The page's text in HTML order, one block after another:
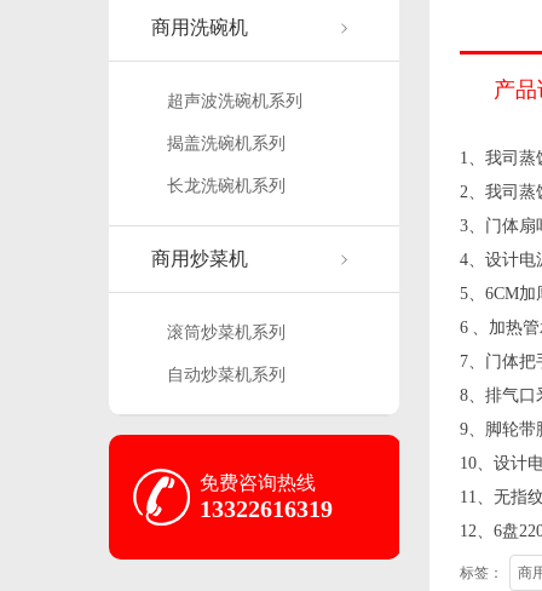
商用洗碗机
超声波洗碗机系列
揭盖洗碗机系列
长龙洗碗机系列
商用炒菜机
滚筒炒菜机系列
自动炒菜机系列
免费咨询热线
13322616319
产
1、我司蒸
2、我司蒸
3、门体扇
4、设计电
5、6CM
6 、加热
7、门体把
8、排气口
9、脚轮带
10、设计
11、无指
12、6盘
标签： 商